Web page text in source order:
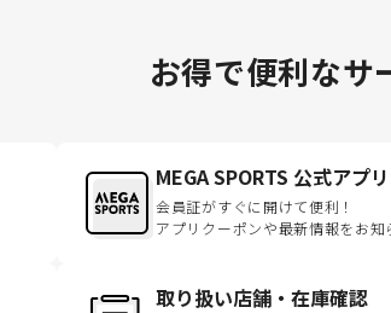
お得で便利なサ
MEGA SPORTS 公式アプリ
会員証がすぐに開けて便利！
アプリクーポンや最新情報をお知
取り扱い店舗・在庫確認